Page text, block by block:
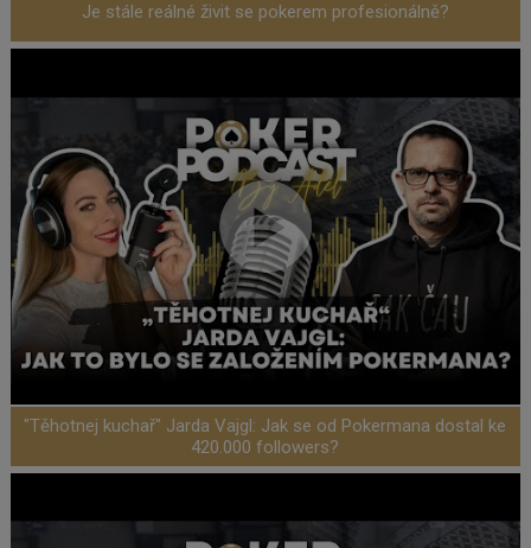
Je stále reálné živit se pokerem profesionálně?
"Těhotnej kuchař" Jarda Vajgl: Jak se od Pokermana dostal ke
420.000 followers?